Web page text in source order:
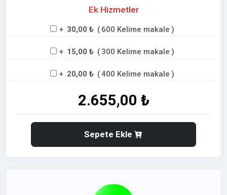
Tanıtım yazılarınızda,
bilinirliğinizi, itibarınızı veSEO performansınızı
ve hedef kitleyle doğrudan etkileşim fırsatı yaratarak
➡️ Tanıtımlarınızda Marka Bilinirliğinizi Katmanlı
Şekilde Artırmada Rizedeyiz.com, un Güçlü Etkisi
Rizdeyiz.com Avantajları Size Ne Saglar ?
⬆️ Dijital PR ile tutarlı marka imajı
Ek Hizmetler
+ 30,00 ₺ ( 600 Kelime makale )
+ 15,00 ₺ ( 300 Kelime makale )
+ 20,00 ₺ (400 Kelime makale )
2.655,00 ₺
Sepete Ekle